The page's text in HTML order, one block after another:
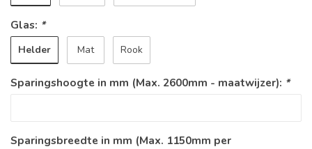
Glas: *
Helder Mat Rook
Sparingshoogte in mm (Max. 2600mm - maatwijzer): *
Sparingsbreedte in mm (Max. 1150mm per